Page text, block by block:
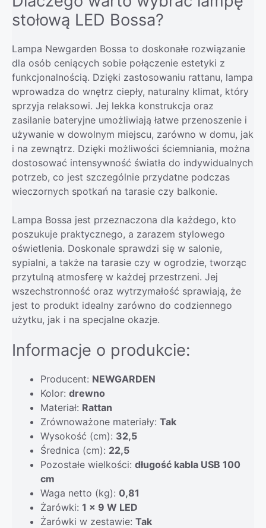
stołową LED Bossa?
Lampa Newgarden Bossa to doskonałe rozwiązanie
dla osób ceniących sobie połączenie estetyki z
funkcjonalnością. Dzięki zastosowaniu rattanu, lampa
wprowadza do wnętrz ciepły, naturalny klimat, który
sprzyja relaksowi. Jej lekka konstrukcja oraz
zasilanie bateryjne umożliwiają łatwe przenoszenie i
używanie w dowolnym miejscu, zarówno w domu, jak
i na zewnątrz. Dzięki możliwości ściemniania, można
dostosować intensywność światła do indywidualnych
potrzeb, co jest szczególnie przydatne podczas
wieczornych spotkań na tarasie czy balkonie.
Lampa Bossa jest przeznaczona dla każdego, kto
poszukuje praktycznego, a zarazem stylowego
oświetlenia. Doskonale sprawdzi się w salonie,
sypialni, a także na tarasie czy w ogrodzie, tworząc
przytulną atmosferę w każdej przestrzeni. Jej
wszechstronność oraz wytrzymałość sprawiają, że
jest to produkt idealny zarówno do codziennego
użytku, jak i na specjalne okazje.
Informacje o produkcie:
Producent: NEWGARDEN
Kolor: drewno
Materiał: Rattan
Zrównoważone materiały: Tak
Wysokość (cm): 32,5
Średnica (cm): 22,5
Pozostałe wielkości: długość kabla USB 100
cm
Waga netto (kg): 0,81
Żarówki: 1 x 9 W LED
Żarówki w zestawie: Tak